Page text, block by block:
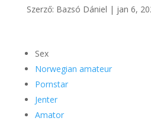
Szerző: Bazsó Dániel | jan 6,
Sex
Norwegian amateur
Pornstar
Jenter
Amator